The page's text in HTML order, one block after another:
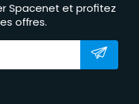
Spacenet et profitez
offres.